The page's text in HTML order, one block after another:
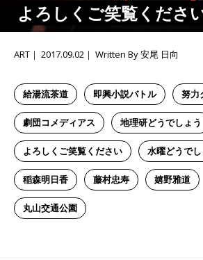
よろしくご笑覧くださ
給湯流茶道 即興小説バトル 努力
劇団コメディアス 地理研どうでしょう
よろしくご笑覧ください 水曜どうでし
稲森明日香 藤村忠寿 嬉野雅道
丸山交通公園
ART 2017.09.02 Written By 安尾 日向